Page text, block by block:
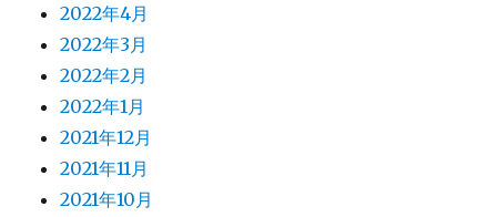
2022年4月
2022年3月
2022年2月
2022年1月
2021年12月
2021年11月
2021年10月